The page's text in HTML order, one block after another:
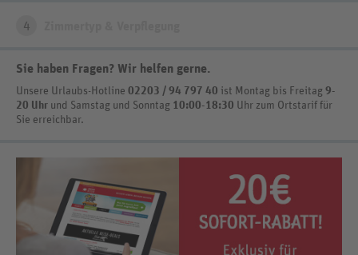
4
Sie haben Fragen? Wir helfen gerne.
Unsere Urlaubs-Hotline 02203 / 94 797 40 ist Montag bis Freitag 9-
20 Uhr und Samstag und Sonntag 10:00-18:30 Uhr zum Ortstarif für
Sie erreichbar.